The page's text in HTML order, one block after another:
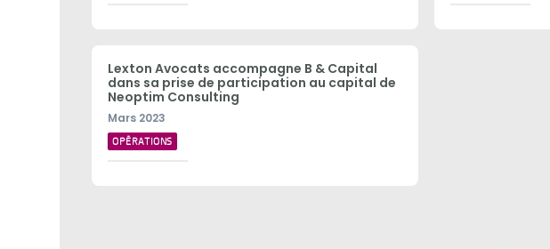
Lexton Avocats accompagne B & Capital
dans sa prise de participation au capital de
Neoptim Consulting
Mars 2023
OPÉRATIONS